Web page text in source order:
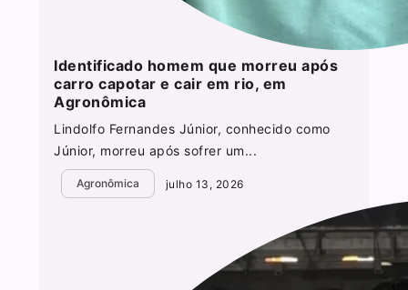
Identificado homem que morreu após
carro capotar e cair em rio, em
Agronômica
Lindolfo Fernandes Júnior, conhecido como
Júnior, morreu após sofrer um...
Agronômica julho 13, 2026